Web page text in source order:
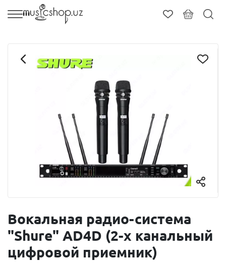
Вокальная радио-система
"Shure" AD4D (2-х канальный
цифровой приемник)